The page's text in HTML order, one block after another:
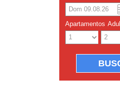
Apartamentos